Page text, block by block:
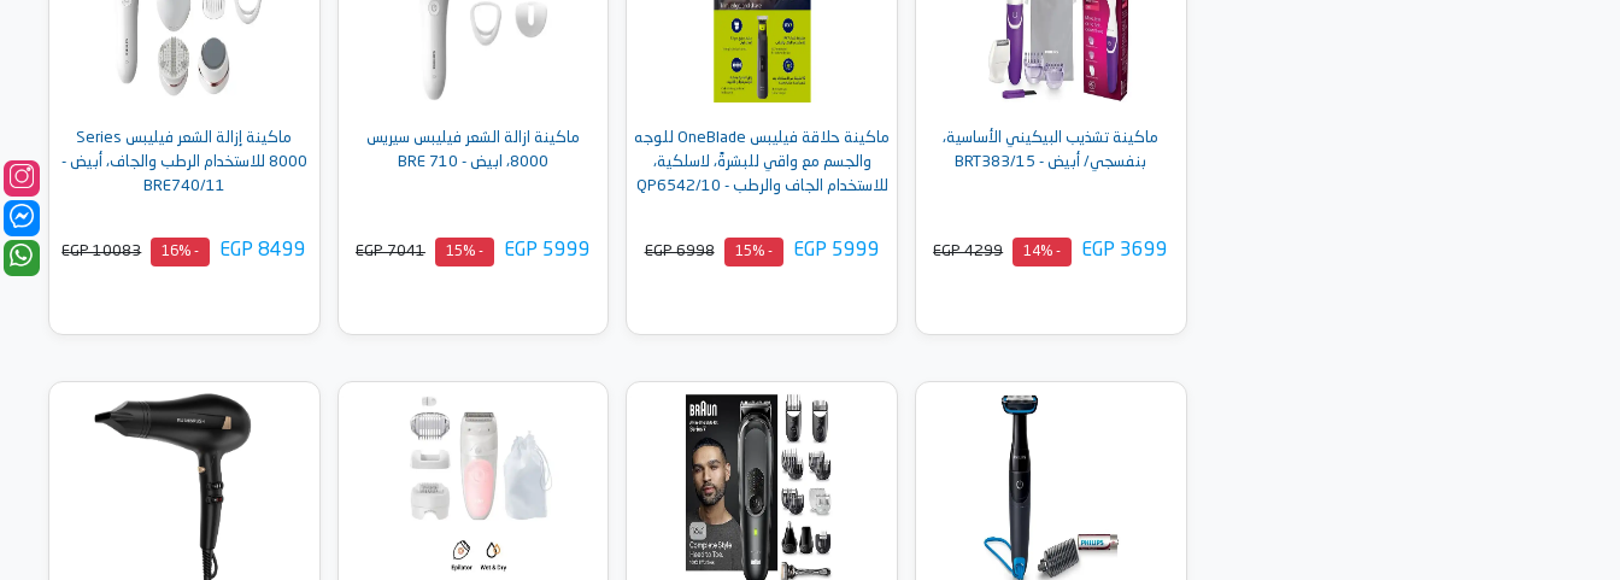
ماكينة تشذيب البيكيني الأساسية،
بنفسجي/ أبيض - BRT383/15
EGP 3699
- 14%
EGP 4299
ماكينة حلاقة فيليبس OneBlade للوجه
والجسم مع واقي للبشرةً، لاسلكية،
للاستخدام الجاف والرطب - QP6542/10
EGP 5999
- 15%
EGP 6998
أضف إلى السلة
ماكينة ازالة الشعر فيليبس سيريس
8000، ابيض - BRE 710
EGP 5999
- 15%
EGP 7041
أضف إلى السلة
ماكينة إزالة الشعر فيليبس Series
8000 للاستخدام الرطب والجاف، أبيض -
BRE740/11
EGP 8499
- 16%
EGP 10083
أضف إلى السلة